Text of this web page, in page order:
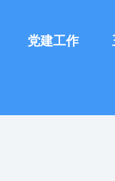
党建工作